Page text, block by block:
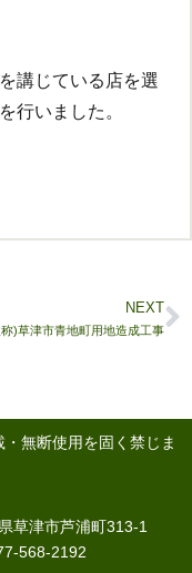
講じている店を選
を行いました。
NEXT
)草津市青地町用地造成工事
無断使用を固く禁じま
草津市芦浦町313-1
568-2192